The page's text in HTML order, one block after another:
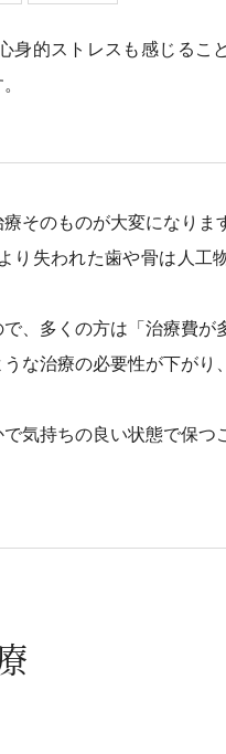
身的ストレスも感じるこ
そのものが大変になりま
り失われた歯や骨は人工
、多くの方は「治療費が
な治療の必要性が下がり
気持ちの良い状態で保つ